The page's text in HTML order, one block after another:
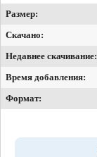
Размер:
Скачано:
Недавнее скачивание:
Время добавления:
Формат: